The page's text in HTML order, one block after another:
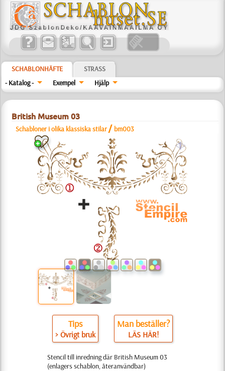
SCHABLONHÄFTE
STRASS
- Katalog -
Exempel Hjälp
British Museum 03
Schabloner i olika klassiska stilar / bm003
a
Tips
> Övrigt bruk
Man beställer?
LÄS HÄR!
Stencil till inredning där British Museum 03
(enlagers schablon, återanvändbar)